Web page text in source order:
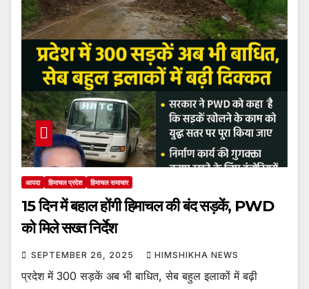
आपदा हिमाचल प्रदेश हिमाचल समाचार
15 दिन में बहाल होंगी हिमाचल की बंद सड़कें, PWD
को मिले सख्त निर्देश
SEPTEMBER 26, 2025 HIMSHIKHA NEWS
प्रदेश में 300 सड़कें अब भी बाधित, सेब बहुल इलाकों में बढ़ी